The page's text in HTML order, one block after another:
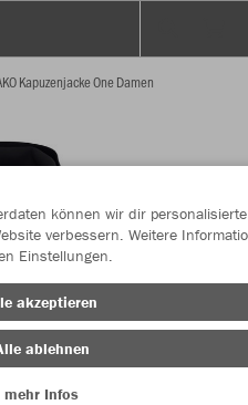
Kapuzenjacke One Damen
können wir dir personalisierte
verbessern. Weitere
Einstellungen.
akzeptieren
ablehnen
mehr Infos